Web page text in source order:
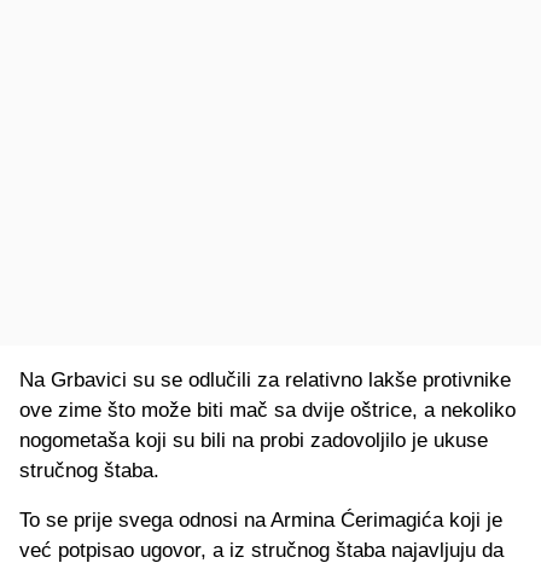
Na Grbavici su se odlučili za relativno lakše protivnike
ove zime što može biti mač sa dvije oštrice, a nekoliko
nogometaša koji su bili na probi zadovoljilo je ukuse
stručnog štaba.
To se prije svega odnosi na Armina Ćerimagića koji je
već potpisao ugovor, a iz stručnog štaba najavljuju da